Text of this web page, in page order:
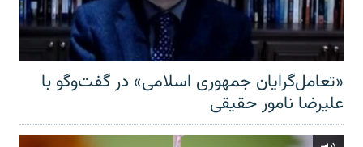
«تعامل‌گرایان جمهوری اسلامی» در گفت‌وگو با
علیرضا نامور حقیقی